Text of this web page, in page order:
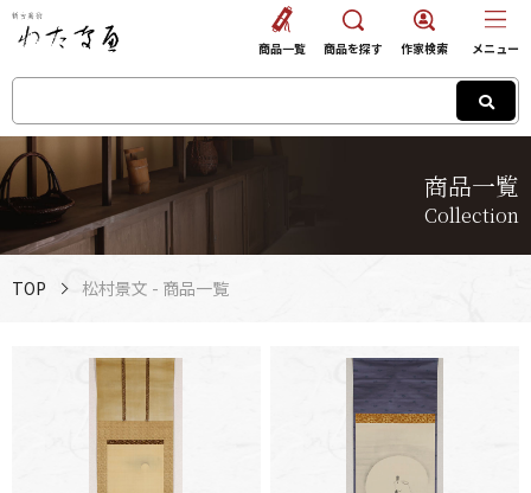
商品一覧
Collection
商品一覧 商品を探す 作家検索 メニュー
TOP 松村景文 - 商品一覧